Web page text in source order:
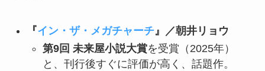
『イン・ザ・メガチャーチ』／朝井リョウ
第9回 未来屋小説大賞を受賞（2025年）
と、刊行後すぐに評価が高く、話題作。